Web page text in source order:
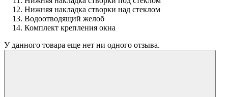
Нижняя накладка створки над стеклом
Водоотводящий желоб
Комплект крепления окна
У данного товара еще нет ни одного отзыва.